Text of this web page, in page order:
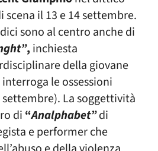
scena il 13 e 14 settembre.
sono al centro anche di
, inchiesta
della giovane
interroga le ossessioni
La soggettività
di “Analphabet”di
e performer che